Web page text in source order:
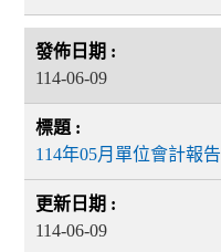
114-06-09
114年05月單位會計報告
114-06-09